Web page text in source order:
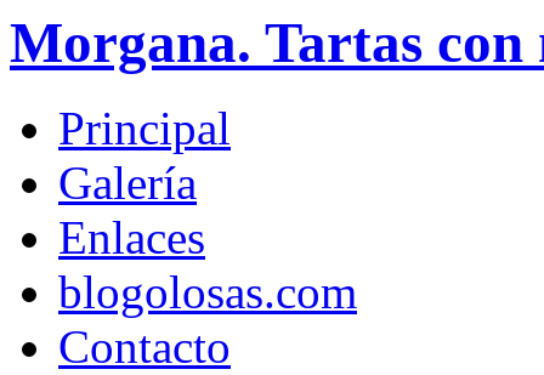
Morgana. Tartas con
Principal
Galería
Enlaces
blogolosas.com
Contacto